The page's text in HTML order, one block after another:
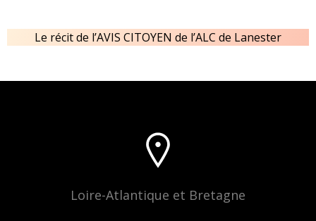
Le récit de l’AVIS CITOYEN de l’ALC de Lanester
Loire-Atlantique et Bretagne